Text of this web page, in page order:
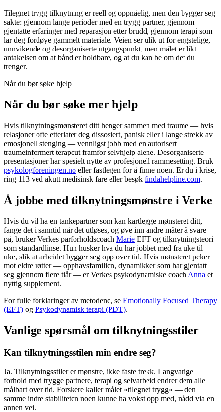
Tilegnet trygg tilknytning er reell og oppnåelig, men den bygger seg
sakte: gjennom lange perioder med en trygg partner, gjennom
gjentatte erfaringer med reparasjon etter brudd, gjennom terapi som
lar deg fordøye gammelt materiale. Veien ser ulik ut for engstelige,
unnvikende og desorganiserte utgangspunkt, men målet er likt —
antakelsen om at bånd er holdbare, og at du kan be om det du
trenger.
Når du bør søke hjelp
Når du bør søke mer hjelp
Hvis tilknytningsmønsteret ditt henger sammen med traume — hvis
relasjoner ofte etterlater deg dissosiert, panisk eller i lange strekk av
emosjonell stenging — vennligst jobb med en autorisert
traumeinformert terapeut framfor selvhjelp alene. Desorganiserte
presentasjoner har spesielt nytte av profesjonell rammesetting. Bruk
psykologforeningen.no eller fastlegen for å finne noen. Er du i krise,
ring 113 ved akutt medisinsk fare eller besøk findahelpline.com.
Å jobbe med tilknytningsmønstre i Verke
Hvis du vil ha en tankepartner som kan kartlegge mønsteret ditt,
fange det i sanntid når det utløses, og øve inn andre måter å svare
på, bruker Verkes parforholdscoach Marie EFT og tilknytningsteori
som standardlinse. Hun husker hva du har jobbet med fra uke til
uke, slik at arbeidet bygger seg opp over tid. Hvis mønsteret peker
mot eldre røtter — opphavsfamilien, dynamikker som har gjentatt
seg gjennom flere tiår — er Verkes psykodynamiske coach Anna et
nyttig supplement.
For fulle forklaringer av metodene, se Emotionally Focused Therapy
(EFT) og Psykodynamisk terapi (PDT).
Vanlige spørsmål om tilknytningsstiler
Kan tilknytningsstilen min endre seg?
Ja. Tilknytningsstiler er mønstre, ikke faste trekk. Langvarige
forhold med trygge partnere, terapi og selvarbeid endrer dem alle
målbart over tid. Forskere kaller målet «tilegnet trygg» — den
samme indre stabiliteten noen kunne ha vokst opp med, nådd via en
annen vei.